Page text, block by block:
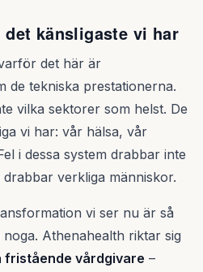
känsligaste vi har
det här är
de tekniska prestationerna.
vilka sektorer som helst. De
vi har: vår hälsa, vår
i dessa system drabbar inte
verkliga människor.
vi ser nu är så
Athenahealth riktar sig
fristående vårdgivare –